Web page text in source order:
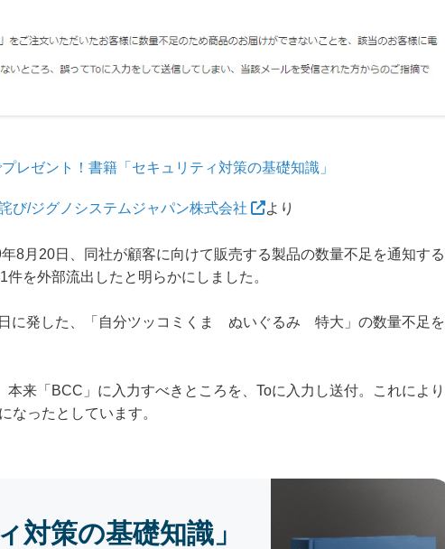
レゼント！書籍「セキュリティ対策の基礎知識」
び/ジグノシステムジャパン株式会社 より
8月20日、同社が顧客に向けて販売する製品の数量不足を通知する
を外部流出したと明らかにしました。
に発した、「自分ツッコミくま ぬいぐるみ 特大」の数量不足を
来「BCC」に入力すべきところを、Toに入力し送付。これにより
なったとしています。
対策の基礎知識」